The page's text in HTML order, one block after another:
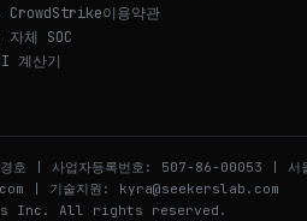
CrowdStrike
자체 SOC
계산기
이용약관
| 사업자등록번호: 507-86-00053 | 서
| 기술지원: kyra@seekerslab.com
Inc. All rights reserved.